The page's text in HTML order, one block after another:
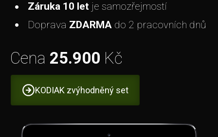
Záruka 10 let je samozřejmostí
Doprava ZDARMA do 2 pracovních dnů
Cena 25.900 Kč
KODIAK zvýhodněný set